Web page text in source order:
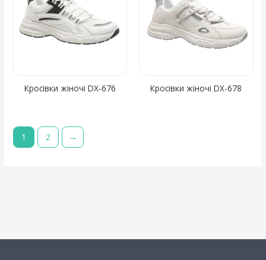
Кросівки жіночі DX-676 Кросівки жіночі DX-678
1 2 →